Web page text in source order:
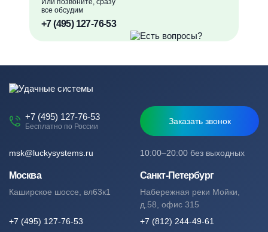
Или позвоните, сразу
все обсудим
+7 (495) 127-76-53
+7 (495) 127-76-53
Бесплатно по России
Заказать звонок
10:00–20:00 без выходных
msk@luckysystems.ru
Москва
Каширское шоссе, вл63к1
+7 (495) 127-76-53
Санкт-Петербург
Набережная реки Мойки,
д.58, офис 315
+7 (812) 244-49-61